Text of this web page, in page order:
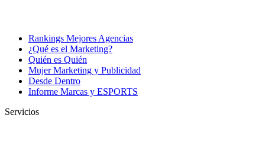
Rankings Mejores Agencias
¿Qué es el Marketing?
Quién es Quién
Mujer Marketing y Publicidad
Desde Dentro
Informe Marcas y ESPORTS
Servicios